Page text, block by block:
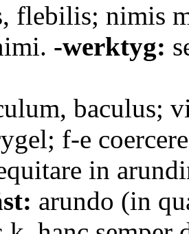
flebilis; nimis
-werktyg:
baculus;
f-e
in
arundo (in